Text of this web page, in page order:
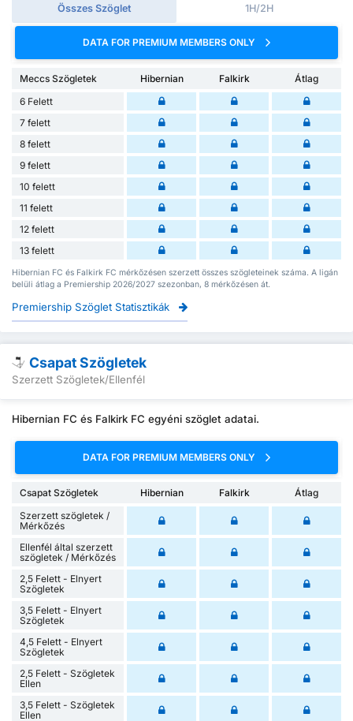
Összes Szöglet 1H/2H
DATA FOR PREMIUM MEMBERS ONLY
Meccs Szögletek Hibernian Falkirk
Átlag
6 Felett
7 felett
8 felett
9 felett
10 felett
11 felett
12 felett
13 felett
Hibernian FC és Falkirk FC mérkőzésen szerzett összes szögleteinek száma. A ligán
belüli átlag a Premiership 2026/2027 szezonban, 8 mérkőzésen át.
Premiership Szöglet Statisztikák
Csapat Szögletek
Szerzett Szögletek/Ellenfél
Hibernian FC és Falkirk FC egyéni szöglet adatai.
DATA FOR PREMIUM MEMBERS ONLY
Csapat Szögletek Hibernian Falkirk
Átlag
Szerzett szögletek /
Mérkőzés
Ellenfél által szerzett
szögletek / Mérkőzés
2,5 Felett - Elnyert
Szögletek
3,5 Felett - Elnyert
Szögletek
4,5 Felett - Elnyert
Szögletek
2,5 Felett - Szögletek
Ellen
3,5 Felett - Szögletek
Ellen